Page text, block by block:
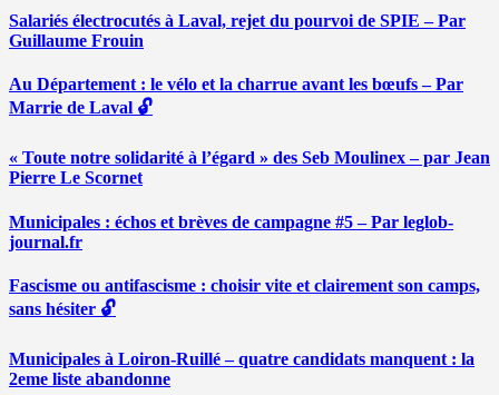
Salariés électrocutés à Laval, rejet du pourvoi de SPIE – Par
Guillaume Frouin
Au Département : le vélo et la charrue avant les bœufs – Par
Marrie de Laval 🔓
« Toute notre solidarité à l’égard » des Seb Moulinex – par Jean
Pierre Le Scornet
Municipales : échos et brèves de campagne #5 – Par leglob-
journal.fr
Fascisme ou antifascisme : choisir vite et clairement son camps,
sans hésiter 🔓
Municipales à Loiron-Ruillé – quatre candidats manquent : la
2eme liste abandonne